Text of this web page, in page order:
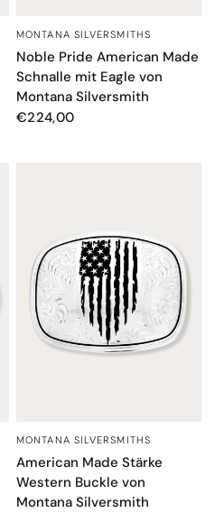
SCHNELLANSICHT
MONTANA SILVERSMITHS
Noble Pride American Made
Schnalle mit Eagle von
Montana Silversmith
€224,00
SCHNELLANSICHT
MONTANA SILVERSMITHS
American Made Stärke
Western Buckle von
Montana Silversmith